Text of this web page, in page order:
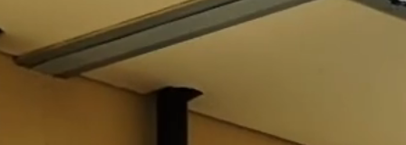
Franchise
Om oss
Vårt team